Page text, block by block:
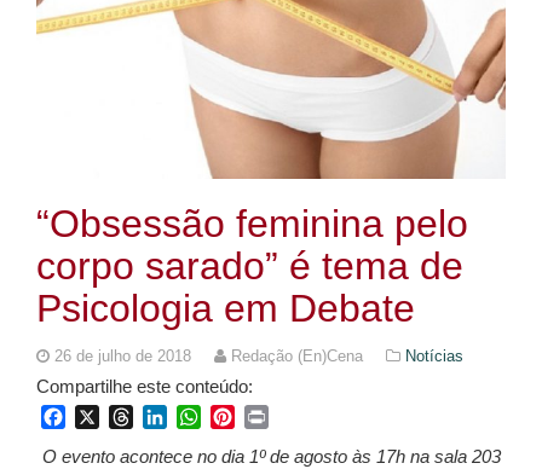
“Obsessão feminina pelo
corpo sarado” é tema de
Psicologia em Debate
26 de julho de 2018 Redação (En)Cena Notícias
Compartilhe este conteúdo:
FacebookThreadsLinkedInWhatsApp
Pinterest
O evento acontece no dia 1º de agosto às 17h na sala 203